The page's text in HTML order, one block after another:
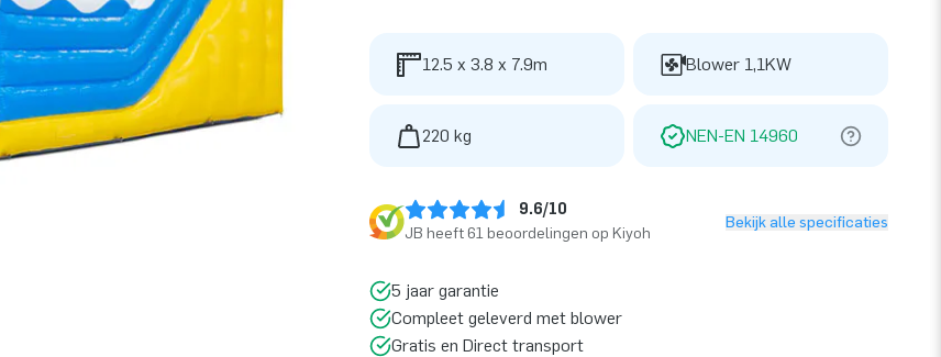
12.5 x 3.8 x 7.9m Blower 1,1KW
220 kg NEN-EN 14960
9.6/10
JB heeft 61 beoordelingen op Kiyoh
Bekijk alle specificaties
5 jaar garantie
Compleet geleverd met blower
Gratis en Direct transport